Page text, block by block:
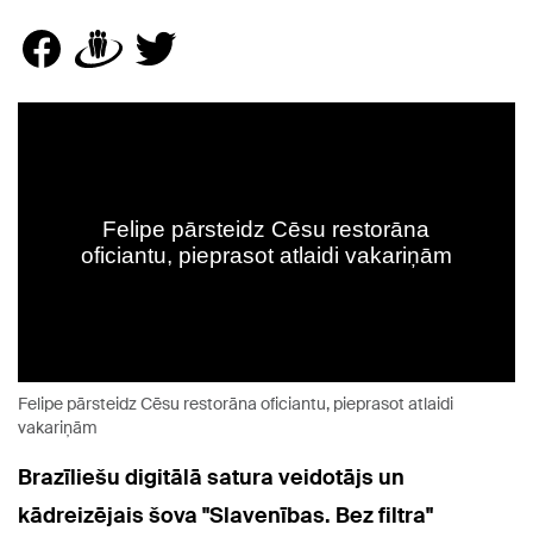
Felipe pārsteidz Cēsu restorāna oficiantu, pieprasot atlaidi
vakariņām
Brazīliešu digitālā satura veidotājs un
kādreizējais šova "Slavenības. Bez filtra"